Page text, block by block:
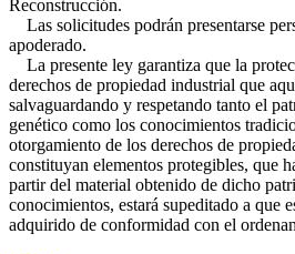
Reconstrucción.
Las solicitudes podrán presentarse
apoderado.
La presente ley garantiza que la
derechos de propiedad industrial que
salvaguardando y respetando tanto el
genético como los conocimientos
otorgamiento de los derechos de
constituyan elementos protegibles, que
partir del material obtenido de dicho
conocimientos, estará supeditado a que
adquirido de conformidad con el